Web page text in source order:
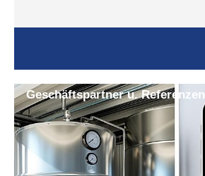
Geschäfts­partner u. Refe­renzen